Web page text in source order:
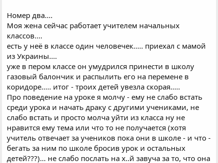
Номер два....
Моя жена сейчас работает учителем начальных
классов....
есть у неё в классе один человечек..... приехал с мамой
из Украины....
уже в пером классе он умудрился принести в школу
газовый балончик и распылить его на перемене в
коридоре..... итог - троих детей увезла скорая.....
Про поведение на уроке я молчу - ему не слабо встать
среди урока и начать драку с другими учениками, не
слабо встать и просто молча уйти из класса ну не
нравится ему тема или что то не получается (хотя
учитель отвечает за учеников пока они в школе - и что -
бегать за ним по школе бросив урок и остальных
детей???)... не слабо послать на х..й завуча за то, что она